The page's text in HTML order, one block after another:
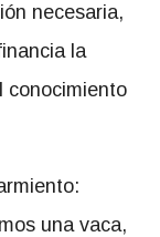
necesaria,
la
conocimiento
una vaca,